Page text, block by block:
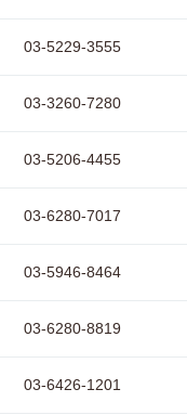
03-5229-3555
03-3260-7280
03-5206-4455
03-6280-7017
03-5946-8464
03-6280-8819
03-6426-1201